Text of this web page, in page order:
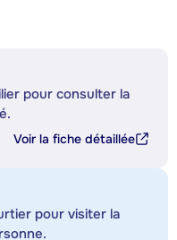
pour consulter la
Voir la fiche détaillée
pour visiter la